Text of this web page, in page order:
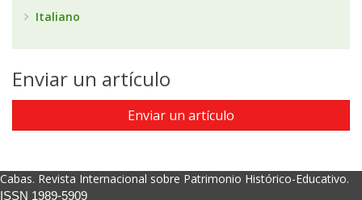
Italiano
Enviar un artículo
Enviar un artículo
Cabas. Revista Internacional sobre Patrimonio Histórico-Educativo.
ISSN 1989-5909